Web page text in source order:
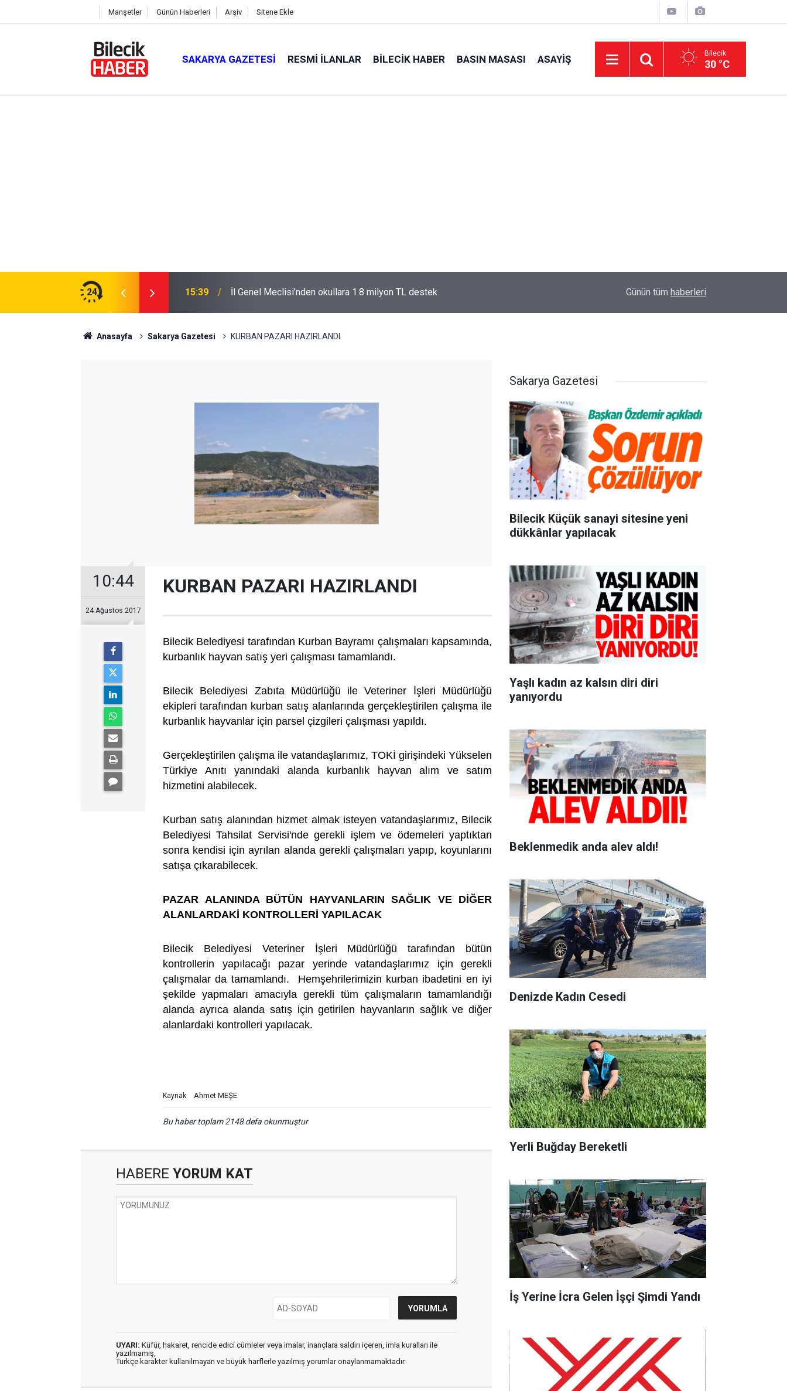
Manşetler Günün Haberleri Arşiv Sitene Ekle
SAKARYA GAZETESI RESMI İLANLAR BILECIK HABER BASIN MASASI ASAYIŞ Bilecik
30 °C
24 15:39 İl Genel Meclisi’nden okullara 1.8 milyon TL destek OEDAŞ Türkiye’yi temsil edecek
Günün tüm haberleri
Anasayfa Sakarya Gazetesi KURBAN PAZARI HAZIRLANDI
10:44
24 Ağustos 2017
KURBAN PAZARI HAZIRLANDI
Bilecik Belediyesi tarafından Kurban Bayramı çalışmaları kapsamında,
kurbanlık hayvan satış yeri çalışması tamamlandı.
Bilecik Belediyesi Zabıta Müdürlüğü ile Veteriner İşleri Müdürlüğü
ekipleri tarafından kurban satış alanlarında gerçekleştirilen çalışma ile
kurbanlık hayvanlar için parsel çizgileri çalışması yapıldı.
Gerçekleştirilen çalışma ile vatandaşlarımız, TOKİ girişindeki Yükselen
Türkiye Anıtı yanındaki alanda kurbanlık hayvan alım ve satım
hizmetini alabilecek.
Kurban satış alanından hizmet almak isteyen vatandaşlarımız, Bilecik
Belediyesi Tahsilat Servisi'nde gerekli işlem ve ödemeleri yaptıktan
sonra kendisi için ayrılan alanda gerekli çalışmaları yapıp, koyunlarını
satışa çıkarabilecek.
PAZAR ALANINDA BÜTÜN HAYVANLARIN SAĞLIK VE DİĞER
ALANLARDAKİ KONTROLLERİ YAPILACAK
Bilecik Belediyesi Veteriner İşleri Müdürlüğü tarafından bütün
kontrollerin yapılacağı pazar yerinde vatandaşlarımız için gerekli
çalışmalar da tamamlandı. Hemşehrilerimizin kurban ibadetini en iyi
şekilde yapmaları amacıyla gerekli tüm çalışmaların tamamlandığı
alanda ayrıca alanda satış için getirilen hayvanların sağlık ve diğer
alanlardaki kontrolleri yapılacak.
Kaynak: Ahmet MEŞE
Bu haber toplam 2148 defa okunmuştur
HABERE YORUM KAT
UYARI: Küfür, hakaret, rencide edici cümleler veya imalar, inançlara saldırı içeren, imla kuralları ile
yazılmamış,
Türkçe karakter kullanılmayan ve büyük harflerle yazılmış yorumlar onaylanmamaktadır.
Sakarya Gazetesi
Bilecik Küçük sanayi sitesine yeni
dükkânlar yapılacak
Yaşlı kadın az kalsın diri diri
yanıyordu
Beklenmedik anda alev aldı!
Denizde Kadın Cesedi
Yerli Buğday Bereketli
İş Yerine İcra Gelen İşçi Şimdi Yandı